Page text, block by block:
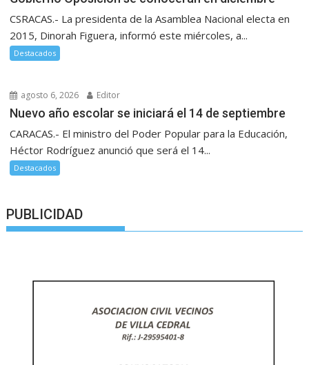
CSRACAS.- La presidenta de la Asamblea Nacional electa en
2015, Dinorah Figuera, informó este miércoles, a...
Destacados
agosto 6, 2026 Editor
Nuevo año escolar se iniciará el 14 de septiembre
CARACAS.- El ministro del Poder Popular para la Educación,
Héctor Rodríguez anunció que será el 14...
Destacados
PUBLICIDAD